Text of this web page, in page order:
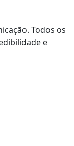
Todos os
e